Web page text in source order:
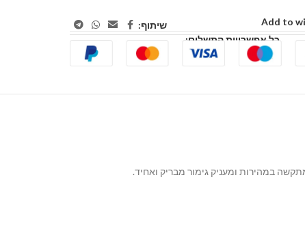
Add to
שיתוף:
כל אפשרויות התשלום:
במהירות ומעניק גימור מבריק ואחיד.